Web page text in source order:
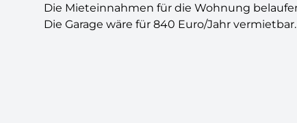
Die Mieteinnahmen für die Wohnung belaufen
Die Garage wäre für 840 Euro/Jahr vermietbar.